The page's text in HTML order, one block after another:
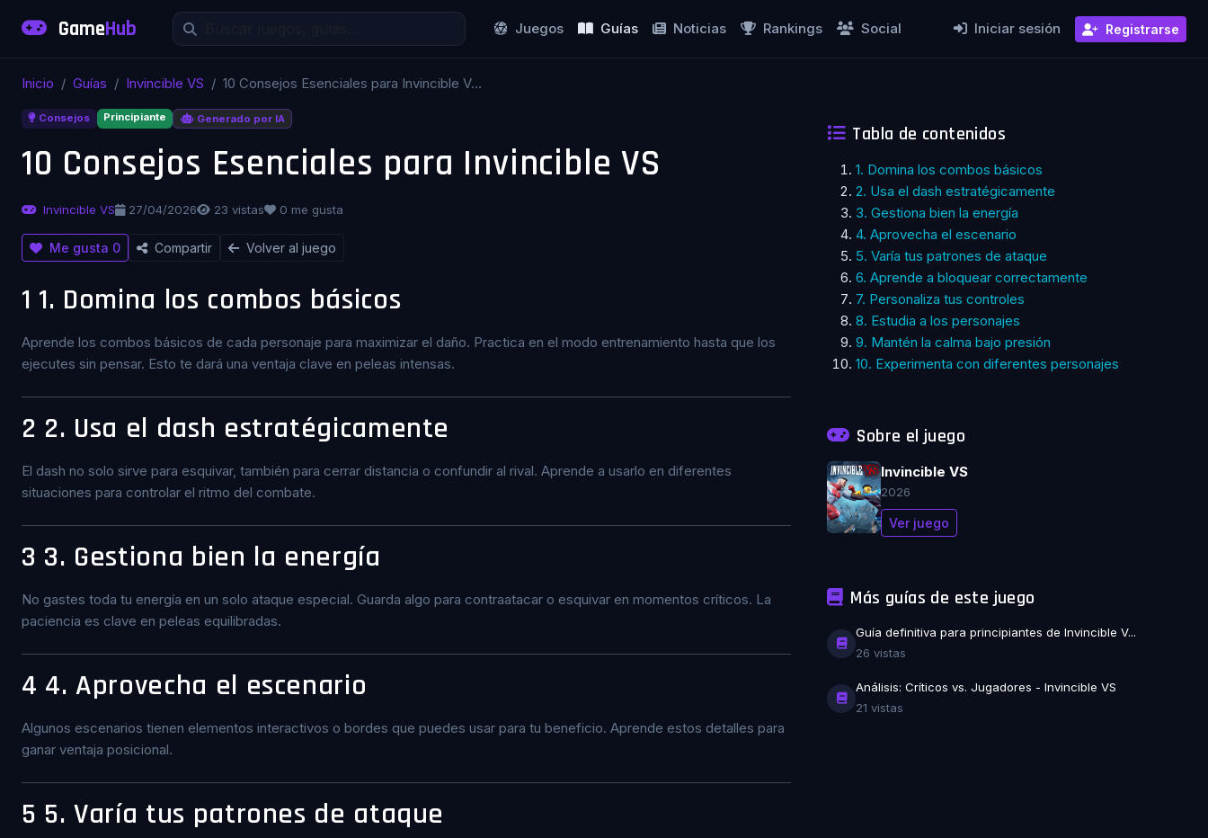
GameHub Juegos Guías Noticias Rankings Social Iniciar sesión Registrarse
Inicio Guías Invincible VS 10 Consejos Esenciales para Invincible V...
Consejos Principiante Generado por IA
10 Consejos Esenciales para Invincible VS
Invincible VS 27/04/2026 23 vistas 0 me gusta
Me gusta 0 Compartir Volver al juego
1 1. Domina los combos básicos
Aprende los combos básicos de cada personaje para maximizar el daño. Practica en el modo entrenamiento hasta que los
ejecutes sin pensar. Esto te dará una ventaja clave en peleas intensas.
2 2. Usa el dash estratégicamente
El dash no solo sirve para esquivar, también para cerrar distancia o confundir al rival. Aprende a usarlo en diferentes
situaciones para controlar el ritmo del combate.
3 3. Gestiona bien la energía
No gastes toda tu energía en un solo ataque especial. Guarda algo para contraatacar o esquivar en momentos críticos. La
paciencia es clave en peleas equilibradas.
4 4. Aprovecha el escenario
Algunos escenarios tienen elementos interactivos o bordes que puedes usar para tu beneficio. Aprende estos detalles para
ganar ventaja posicional.
5 5. Varía tus patrones de ataque
Tabla de contenidos
1. Domina los combos básicos
2. Usa el dash estratégicamente
3. Gestiona bien la energía
4. Aprovecha el escenario
5. Varía tus patrones de ataque
6. Aprende a bloquear correctamente
7. Personaliza tus controles
8. Estudia a los personajes
9. Mantén la calma bajo presión
10. Experimenta con diferentes personajes
Sobre el juego
Invincible VS
2026
Ver juego
Más guías de este juego
Guía definitiva para principiantes de Invincible V...
26 vistas
Análisis: Críticos vs. Jugadores - Invincible VS
21 vistas